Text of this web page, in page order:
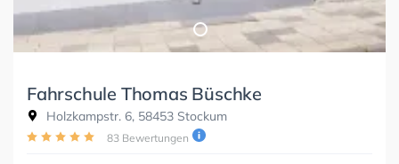
Fahrschule Thomas Büschke
Holzkampstr. 6, 58453 Stockum
83 Bewertungen